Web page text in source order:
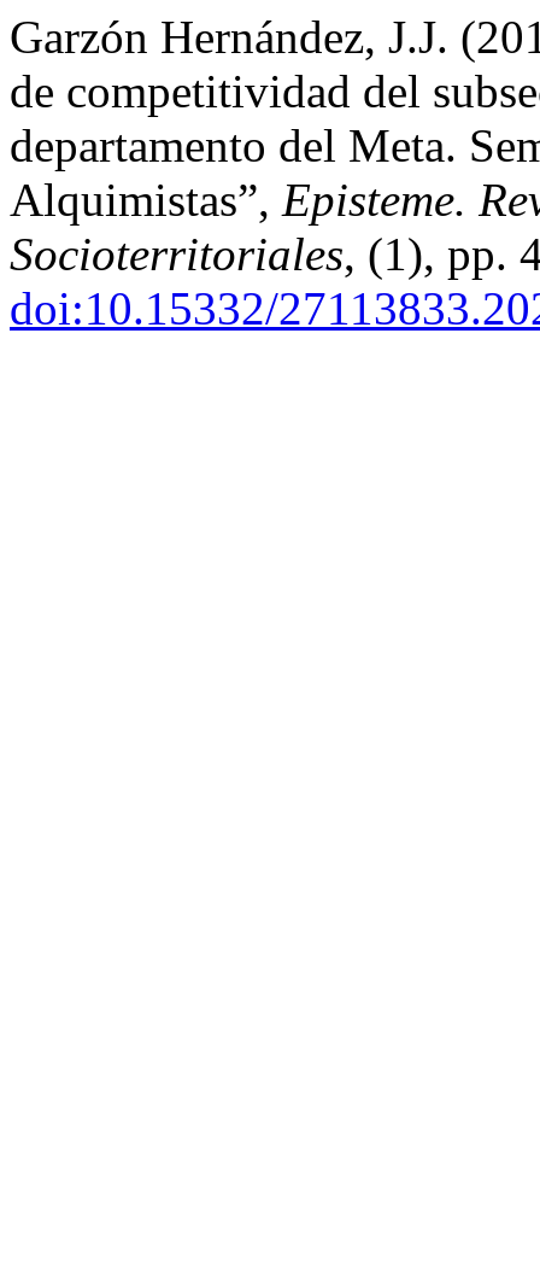
Garzón Hernández, J.J.
de competitividad del
departamento del Meta.
Alquimistas”, Episteme.
Socioterritoriales, (1), pp.
doi:10.15332/